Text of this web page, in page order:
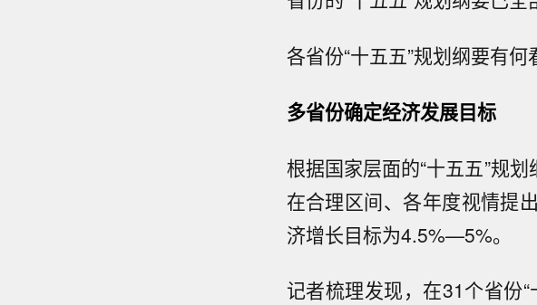
各省份“十五五”规划纲要有
多省份确定经济发展目标
根据国家层面的“十五五”规
在合理区间、各年度视情提
济增长目标为4.5%—5%。
记者梳理发现，在31个省份